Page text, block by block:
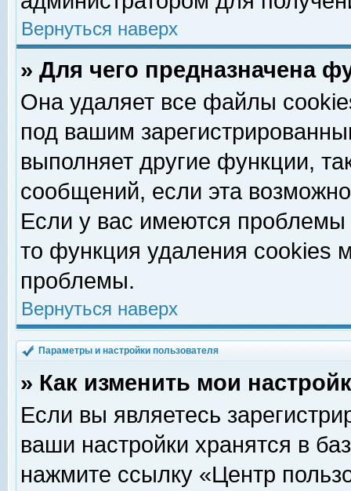
Вернуться наверх
» Для чего предназначена
Она удаляет все файлы
под вашим
выполняет другие функции,
сообщений, если эта
Если у вас имеются
то функция удаления cookies
проблемы.
Вернуться наверх
Параметры и настройки пользователя
» Как изменить мои
Если вы являетесь
ваши настройки хранятся в
нажмите ссылку «Центр